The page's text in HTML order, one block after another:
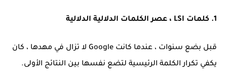
1. كلمات LSI ، عصر الكلمات الدلالية الدلالية
قبل بضع سنوات ، عندما كانت Google لا تزال في مهدها ، كان
يكفي تكرار الكلمة الرئيسية لتضع نفسها بين النتائج الأولى.